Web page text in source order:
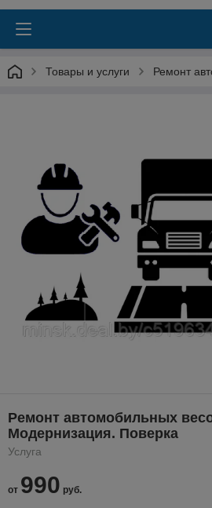
Товары и услуги Ремонт
Ремонт автомобильных
Модернизация. Поверка
Услуга
от 990 руб.